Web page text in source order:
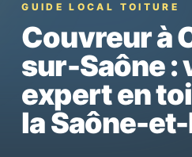
GUIDE LOCAL TOITURE
Couvreur à
sur-Saône :
expert en
la Saône-